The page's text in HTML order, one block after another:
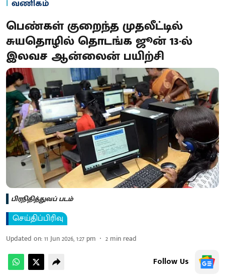
வணிகம்
பெண்கள் குறைந்த முதலீட்டில்
சுயதொழில் தொடங்க ஜூன் 13-ல்
இலவச ஆன்லைன் பயிற்சி
பிரநிதித்துவப் படம்
செய்திப்பிரிவு
Updated on:11 Jun 2026, 1:27 pm 2 min read
Follow Us